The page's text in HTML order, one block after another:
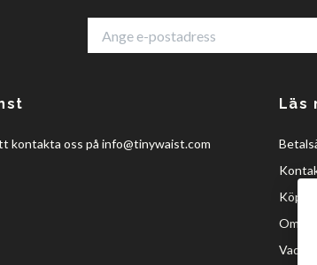
kontakta oss på info@tinywaist.com
Läs
Om oss
Vad